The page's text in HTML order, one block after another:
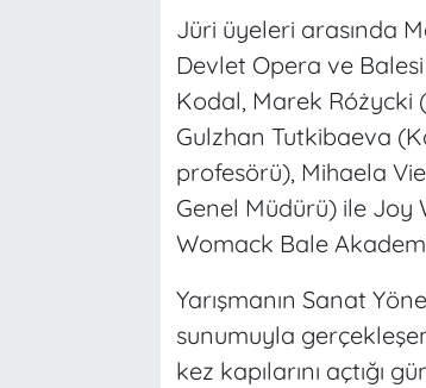
Jüri üyeleri arasında
Devlet Opera ve
Kodal, Marek Różycki
Gulzhan Tutkibaeva
profesörü), Mihaela
Genel Müdürü) ile
Womack Bale
Yarışmanın Sanat
sunumuyla
kez kapılarını açtığı